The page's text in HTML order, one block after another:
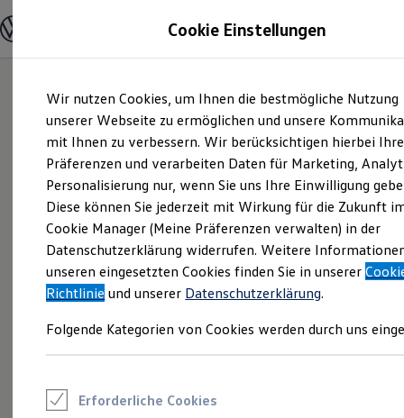
Hauptinhalt
springen
Footer
springen
Modelle und Konfigurator
Modelle vergleichen
Elektroautos
ENERGY Sondermodelle
Nutzfahrzeuge
SUV und CUV
Familienautos
Kombis
Kompaktwagen
Sportwagen
Schnell verfügbare Fahrzeuge
Angebote und Produkte
Aktuelle Angebote
E-Auto-Förderung
Volkswagen Marktplatz
Junge Gebrauchtwagen und Gebrauchtwagen
Saisonangebote
Cookie Einstellungen
Wir nutzen Cookies, um Ihnen die bestmögliche Nutzung
unserer Webseite zu ermöglichen und unsere
mit Ihnen zu verbessern. Wir berücksichtigen hierbei Ihre
Präferenzen und verarbeiten Daten für Marketing,
Personalisierung nur, wenn Sie uns Ihre Einwilligung
Diese können Sie jederzeit mit Wirkung für die Zukunft
Cookie Manager (Meine Präferenzen verwalten) in der
Datenschutzerklärung widerrufen. Weitere
unseren eingesetzten Cookies finden Sie in unserer
Richtlinie und unserer Datenschutzerklärung.
Folgende Kategorien von Cookies werden durch uns
Erforderliche Cookies